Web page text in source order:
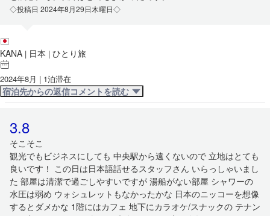
◇投稿日 2024年8月29日木曜日◇
KANA | 日本 | ひとり旅
2024年8月 | 1泊滞在
宿泊先からの返信コメントを読む
3.8
そこそこ
観光でもビジネスにしても 中央駅から遠くないので 立地はとても
良いです！ この日は日本語話せるスタッフさん いらっしゃいまし
た 部屋は清潔で過ごしやすいですが 湯船がない部屋 シャワーの
水圧は弱め ウォシュレットもなかったかな 日本のニッコーを想像
するとダメかな 1階にはカフェ 地下にカラオケ/スナックの テナン